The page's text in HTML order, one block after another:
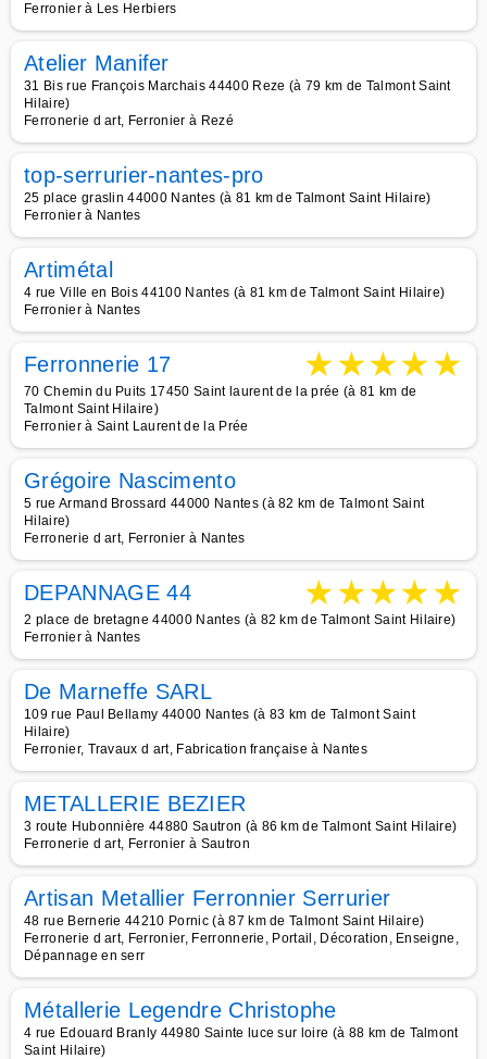
Ferronier à Les Herbiers
Atelier Manifer
31 Bis rue François Marchais 44400 Reze (à 79 km de Talmont Saint
Hilaire)
Ferronerie d art, Ferronier à Rezé
top-serrurier-nantes-pro
25 place graslin 44000 Nantes (à 81 km de Talmont Saint Hilaire)
Ferronier à Nantes
Artimétal
4 rue Ville en Bois 44100 Nantes (à 81 km de Talmont Saint Hilaire)
Ferronier à Nantes
Ferronnerie 17 ★★★★★
70 Chemin du Puits 17450 Saint laurent de la prée (à 81 km de
Talmont Saint Hilaire)
Ferronier à Saint Laurent de la Prée
Grégoire Nascimento
5 rue Armand Brossard 44000 Nantes (à 82 km de Talmont Saint
Hilaire)
Ferronerie d art, Ferronier à Nantes
DEPANNAGE 44 ★★★★★
2 place de bretagne 44000 Nantes (à 82 km de Talmont Saint Hilaire)
Ferronier à Nantes
De Marneffe SARL
109 rue Paul Bellamy 44000 Nantes (à 83 km de Talmont Saint
Hilaire)
Ferronier, Travaux d art, Fabrication française à Nantes
METALLERIE BEZIER
3 route Hubonnière 44880 Sautron (à 86 km de Talmont Saint Hilaire)
Ferronerie d art, Ferronier à Sautron
Artisan Metallier Ferronnier Serrurier
48 rue Bernerie 44210 Pornic (à 87 km de Talmont Saint Hilaire)
Ferronerie d art, Ferronier, Ferronnerie, Portail, Décoration, Enseigne,
Dépannage en serr
Métallerie Legendre Christophe
4 rue Edouard Branly 44980 Sainte luce sur loire (à 88 km de Talmont
Saint Hilaire)